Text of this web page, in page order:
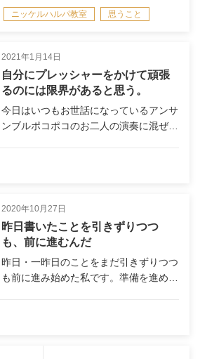
ニッケルハルパ教室 思うこと
2021年1月14日
自分にプレッシャーをかけて頑張
るのには限界があると思う。
今日はいつもお世話になっているアンサ
ンブルポコポコのお二人の演奏に混ぜ…
2020年10月27日
昨日書いたことを引きずりつつ
も、前に進むんだ
昨日・一昨日のことをまだ引きずりつつ
も前に進み始めた私です。準備を進め…